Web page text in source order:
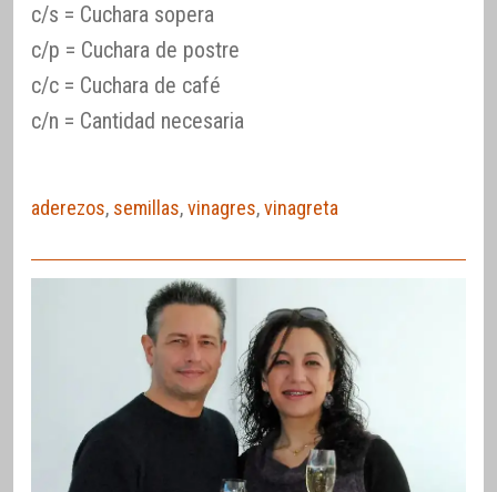
c/s = Cuchara sopera
c/p = Cuchara de postre
c/c = Cuchara de café
c/n = Cantidad necesaria
aderezos, semillas,vinagres,vinagreta